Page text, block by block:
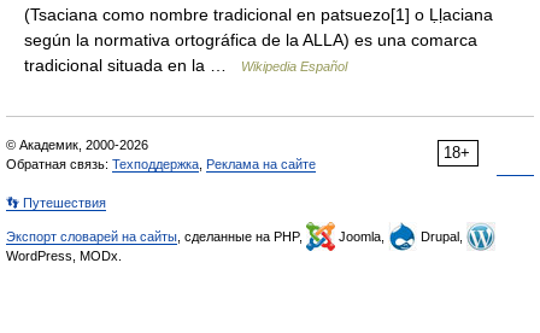
(Tsaciana como nombre tradicional en patsuezo[1] o Ḷḷaciana
según la normativa ortográfica de la ALLA) es una comarca
tradicional situada en la …
Wikipedia Español
18+
© Академик, 2000-2026
Обратная связь: Техподдержка Реклама на сайте
👣 Путешествия
Экспорт словарей на сайты , сделанные на PHP, Joomla,
Drupal,
WordPress, MODx.